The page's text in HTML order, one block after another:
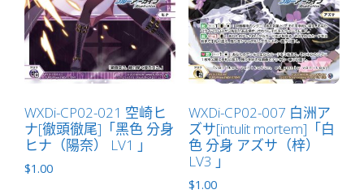
WXDi-CP02-021 空崎ヒ
ナ[徹頭徹尾]「黑色 分身
ヒナ（陽奈） LV1 」
$1.00
WXDi-CP02-007 白洲ア
ズサ[intulit mortem]「白
色 分身 アズサ（梓）
LV3 」
$1.00